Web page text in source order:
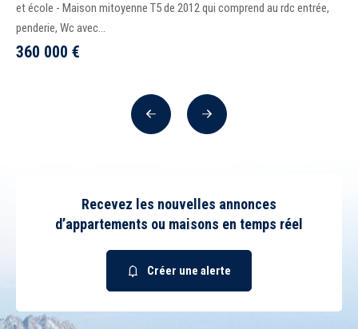
et école - Maison mitoyenne T5 de 2012 qui comprend au rdc entrée,
penderie, Wc avec...
360 000 €
PrécédentSuivant
Recevez les nouvelles annonces
d’appartements ou maisons en temps réel
Créer une alerte